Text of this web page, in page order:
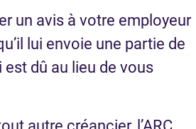
un avis à votre employeur
lui envoie une partie de
est dû au lieu de vous